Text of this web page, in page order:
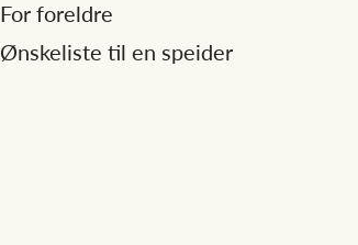
For foreldre
Ønskeliste til en speider